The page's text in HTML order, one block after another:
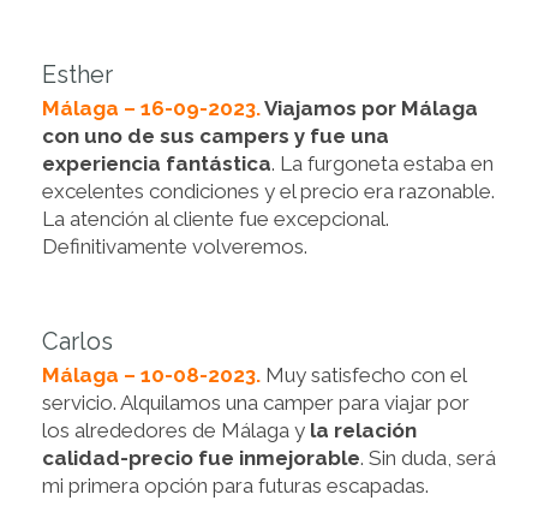
Esther
Málaga – 16-09-2023.Viajamos por Málaga
con uno de sus campers y fue una
experiencia fantástica. La furgoneta estaba en
excelentes condiciones y el precio era razonable.
La atención al cliente fue excepcional.
Definitivamente volveremos.
Carlos
Málaga – 10-08-2023. Muy satisfecho con el
servicio. Alquilamos una camper para viajar por
los alrededores de Málaga y la relación
calidad-precio fue inmejorable. Sin duda, será
mi primera opción para futuras escapadas.